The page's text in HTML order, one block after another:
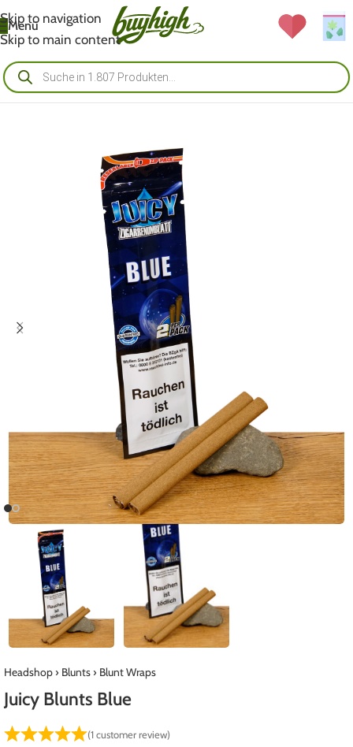
Skip to navigation
Skip to main content
Menü
Headshop› Blunts› Blunt Wraps
Juicy Blunts Blue
(1customer review)